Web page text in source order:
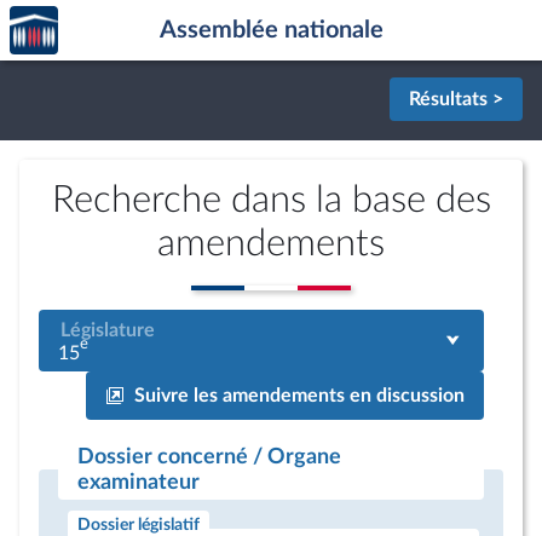
Aller au contenu
Aller en bas de la page
Accèder
à la
page
Assemblée nationale
Résultats >
Recherche dans la base des
amendements
Législature
15e
Suivre les amendements en discussion
Dossier concerné / Organe
examinateur
Dossier législatif